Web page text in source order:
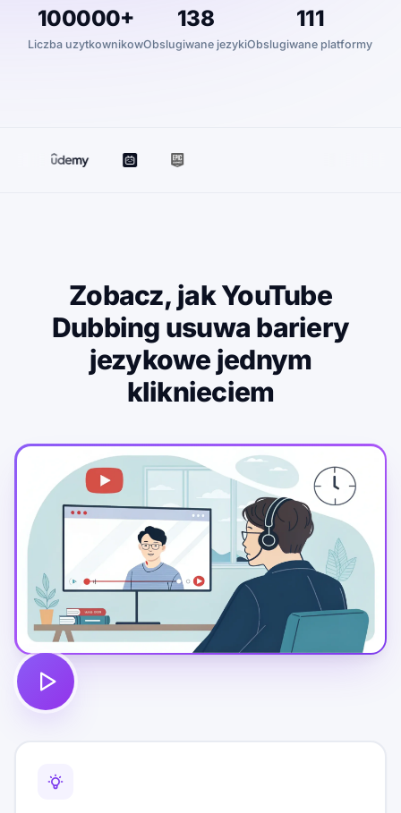
100000+
Liczba uzytkownikow
138
Obslugiwane jezyki
111
Obslugiwane platformy
Zobacz, jak YouTube
Dubbing usuwa bariery
jezykowe jednym
kliknieciem